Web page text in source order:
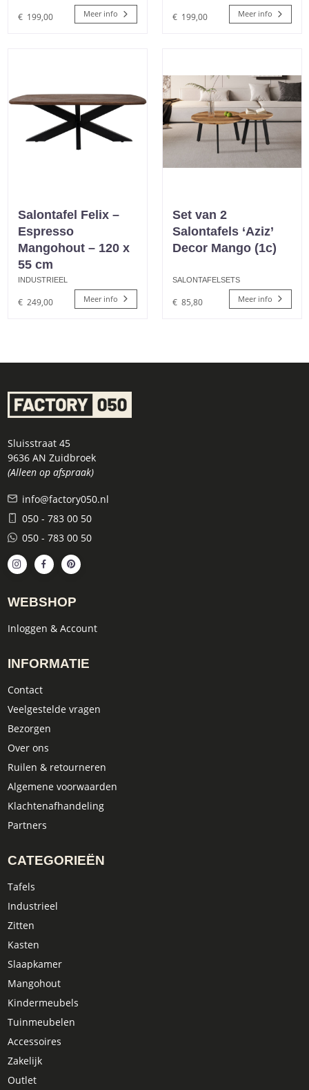
€ 199,00 Meer info € 199,00 Meer info
Salontafel Felix –
Espresso
Mangohout – 120 x
55 cm
INDUSTRIEEL
€ 249,00 Meer info
Set van 2
Salontafels ‘Aziz’
Decor Mango (1c)
SALONTAFELSETS
€ 85,80 Meer info
Sluisstraat 45
9636 AN Zuidbroek
(Alleen op afspraak)
info@factory050.nl
050 - 783 00 50
050 - 783 00 50
WEBSHOP
Inloggen & Account
INFORMATIE
Contact
Veelgestelde vragen
Bezorgen
Over ons
Ruilen & retourneren
Algemene voorwaarden
Klachtenafhandeling
Partners
CATEGORIEËN
Tafels
Industrieel
Zitten
Kasten
Slaapkamer
Mangohout
Kindermeubels
Tuinmeubelen
Accessoires
Zakelijk
Outlet